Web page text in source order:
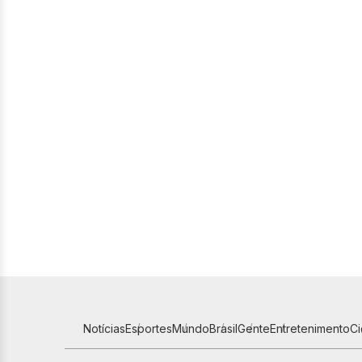
NotíciasEsportesMundoBrasilGenteEntretenimento